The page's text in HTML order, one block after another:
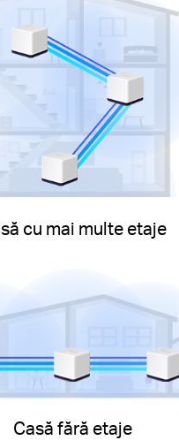
cu mai multe etaje
Casă fără etaje